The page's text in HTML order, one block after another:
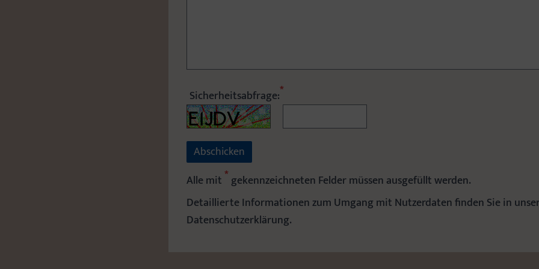
Sicherheitsabfrage:*
Alle mit*gekennzeichneten Felder müssen ausgefüllt werden.
Detaillierte Informationen zum Umgang mit Nutzerdaten finden Sie in
Datenschutzerklärung.